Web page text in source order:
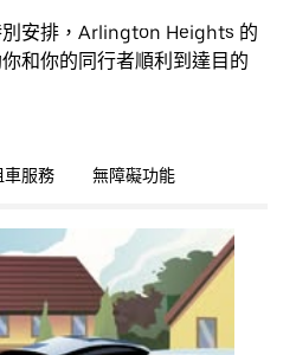
安排，Arlington Heights 的
和你的同行者順利到達目的
車服務 無障礙功能